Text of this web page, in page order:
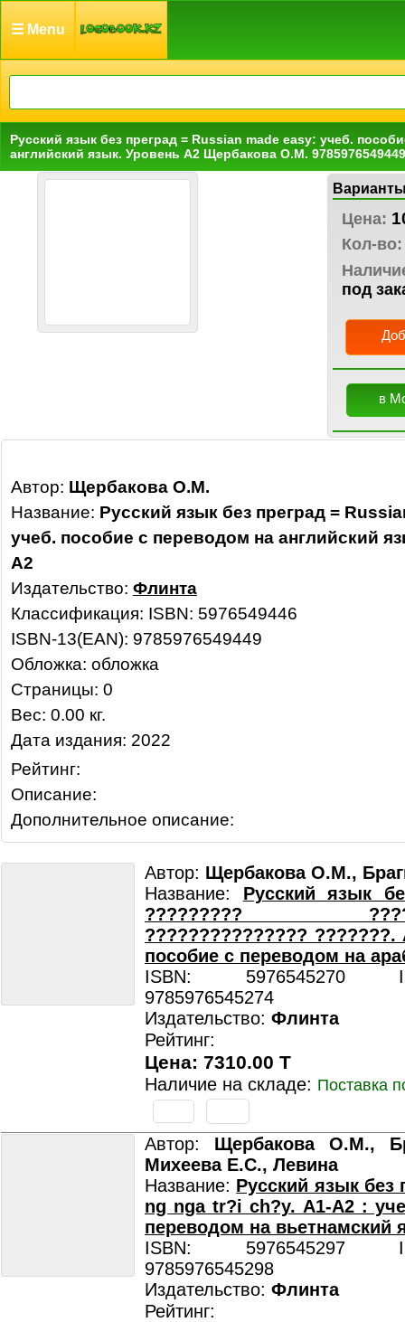
☰ Menu
Русский язык без преград = Russian made easy: учеб.
английский язык. Уровень А2 Щербакова О.М. 9785976549449
Цена:
Кол-во:
под
в
Автор: Щербакова О.М.
Название: Русский язык без преград =
учеб. пособие с переводом на английский
А2
Издательство: Флинта
Классификация: ISBN: 5976549446
ISBN-13(EAN): 9785976549449
Обложка: обложка
Страницы: 0
Вес: 0.00 кг.
Дата издания: 2022
Рейтинг:
Описание:
Дополнительное описание:
Автор: Щербакова О.М.,
Название: Русский язык
?????????
??????????????? ???????.
пособие с переводом на
ISBN: 5976545270
9785976545274
Издательство: Флинта
Рейтинг:
Цена: 7310.00 T
Наличие на складе: Поставка
Автор: Щербакова О.М.,
Михеева Е.С., Левина
Название: Русский язык без
ng nga tr?i ch?y. А1-А2 :
переводом на вьетнамский
ISBN: 5976545297
9785976545298
Издательство: Флинта
Рейтинг: